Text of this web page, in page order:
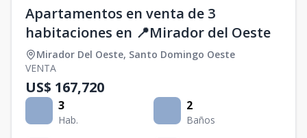
Apartamentos en venta de 3
habitaciones en 📍Mirador del Oeste
Mirador Del Oeste, Santo Domingo Oeste
VENTA
US$ 167,720
3
Hab.
2
Baños